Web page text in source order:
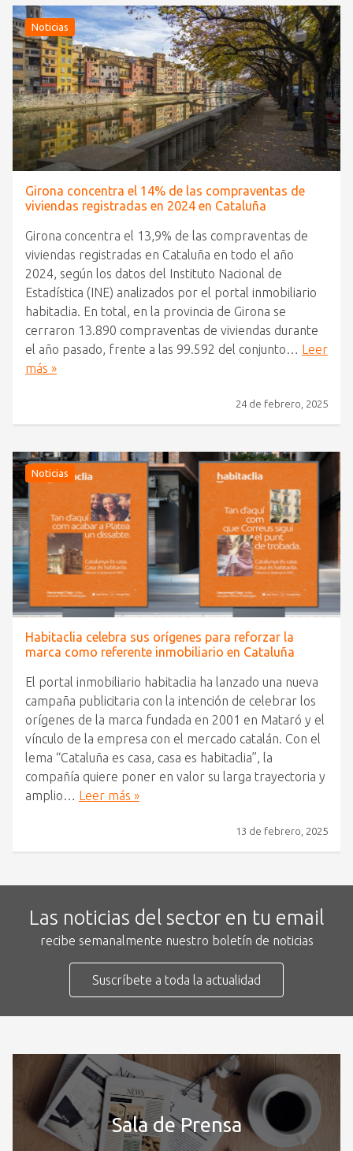
Noticias
Girona concentra el 14% de las compraventas de
viviendas registradas en 2024 en Cataluña
Girona concentra el 13,9% de las compraventas de
viviendas registradas en Cataluña en todo el año
2024, según los datos del Instituto Nacional de
Estadística (INE) analizados por el portal inmobiliario
habitaclia. En total, en la provincia de Girona se
cerraron 13.890 compraventas de viviendas durante
el año pasado, frente a las 99.592 del conjunto… Leer
más »
24 de febrero, 2025
Noticias
Habitaclia celebra sus orígenes para reforzar la
marca como referente inmobiliario en Cataluña
El portal inmobiliario habitaclia ha lanzado una nueva
campaña publicitaria con la intención de celebrar los
orígenes de la marca fundada en 2001 en Mataró y el
vínculo de la empresa con el mercado catalán. Con el
lema “Cataluña es casa, casa es habitaclia”, la
compañía quiere poner en valor su larga trayectoria y
amplio… Leer más »
13 de febrero, 2025
Las noticias del sector en tu email
recibe semanalmente nuestro boletín de noticias
Suscríbete a toda la actualidad
Sala de Prensa